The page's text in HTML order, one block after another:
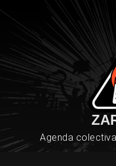
Agenda